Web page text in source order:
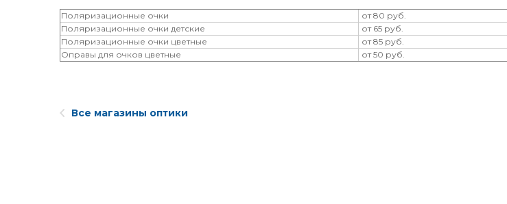
Поляризационные очки
от 80 руб.
Поляризационные очки детские
от 65 руб.
Поляризационные очки цветные
от 85 руб.
Оправы для очков цветные
от 50 руб.
Все магазины оптики